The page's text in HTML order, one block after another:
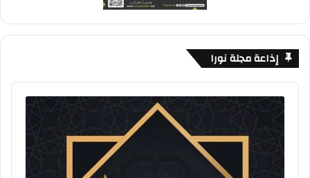
إذاعة مجلة نورا
Audio
Player